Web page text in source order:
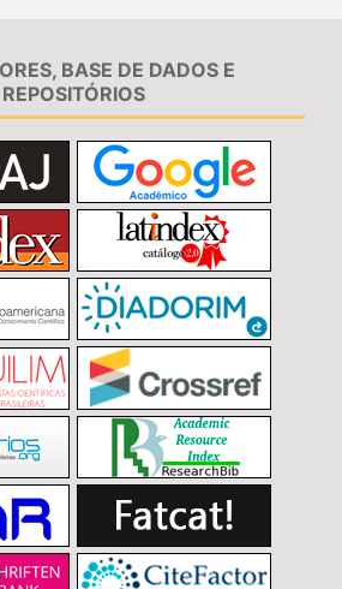
BASE DE DADOS E
REPOSITÓRIOS